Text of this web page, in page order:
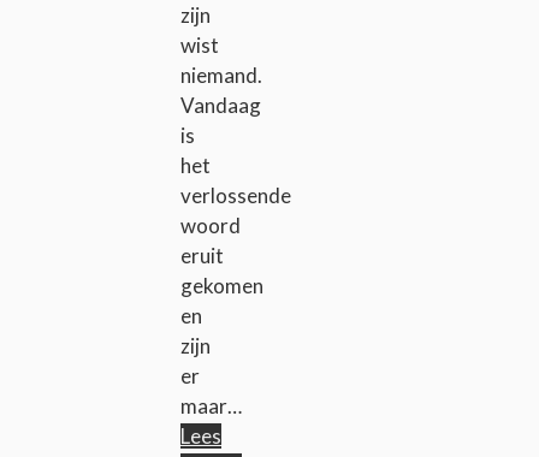
zijn
wist
niemand.
Vandaag
is
het
verlossende
woord
eruit
gekomen
en
zijn
er
maar…
Lees